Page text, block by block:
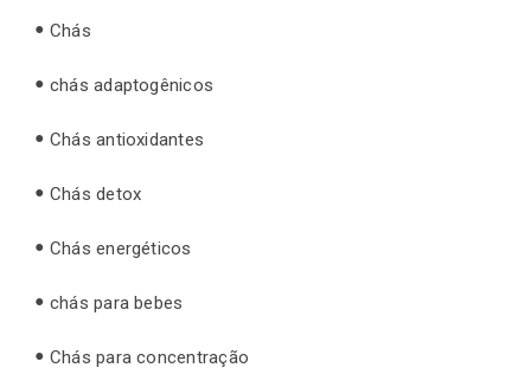
Chás
chás adaptogênicos
Chás antioxidantes
Chás detox
Chás energéticos
chás para bebes
Chás para concentração